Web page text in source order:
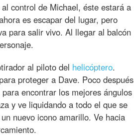
control de Michael, éste estará a
es escapar del lugar, pero
para salir vivo. Al llegar al balcón
al piloto del helicóptero.
proteger a Dave. Poco después
encontrar los mejores ángulos
y ve liquidando a todo el que se
nuevo icono amarillo. Ve hacia